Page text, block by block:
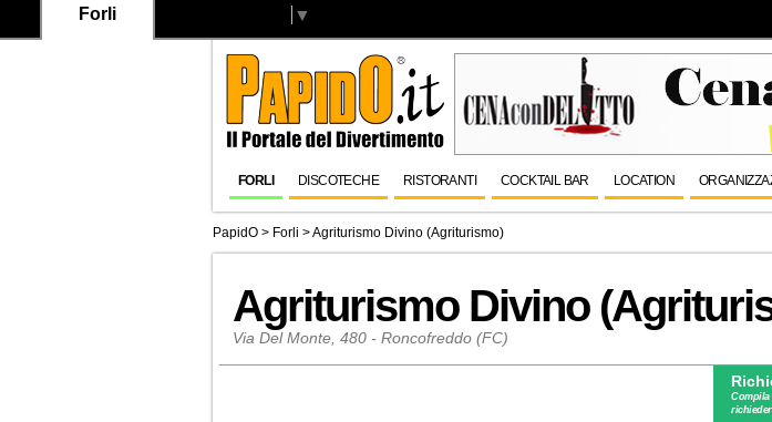
Forli ▼
FORLI DISCOTECHE RISTORANTI COCKTAIL BAR LOCATION
PapidO > Forli >Agriturismo Divino (Agriturismo)
Agriturismo Divino
Via Del Monte, 480 - Roncofreddo (FC)